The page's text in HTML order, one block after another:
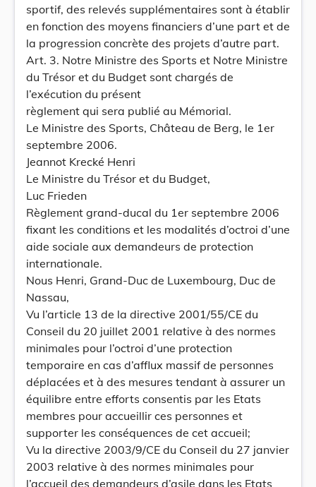
sportif, des relevés supplémentaires sont à établir
en fonction des moyens financiers d’une part et de
la progression concrète des projets d’autre part.
Art. 3. Notre Ministre des Sports et Notre Ministre
du Trésor et du Budget sont chargés de
l’exécution du présent
règlement qui sera publié au Mémorial.
Le Ministre des Sports, Château de Berg, le 1er
septembre 2006.
Jeannot Krecké Henri
Le Ministre du Trésor et du Budget,
Luc Frieden
Règlement grand-ducal du 1er septembre 2006
fixant les conditions et les modalités d’octroi d’une
aide sociale aux demandeurs de protection
internationale.
Nous Henri, Grand-Duc de Luxembourg, Duc de
Nassau,
Vu l’article 13 de la directive 2001/55/CE du
Conseil du 20 juillet 2001 relative à des normes
minimales pour l’octroi d’une protection
temporaire en cas d’afflux massif de personnes
déplacées et à des mesures tendant à assurer un
équilibre entre efforts consentis par les Etats
membres pour accueillir ces personnes et
supporter les conséquences de cet accueil;
Vu la directive 2003/9/CE du Conseil du 27 janvier
2003 relative à des normes minimales pour
l’accueil des demandeurs d’asile dans les Etats